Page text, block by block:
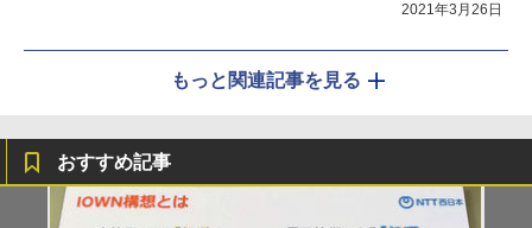
2021年3月26日
もっと関連記事を見る
おすすめ記事